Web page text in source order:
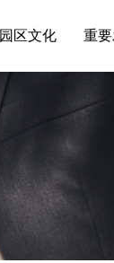
园区文化 重